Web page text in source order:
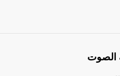
الصوت